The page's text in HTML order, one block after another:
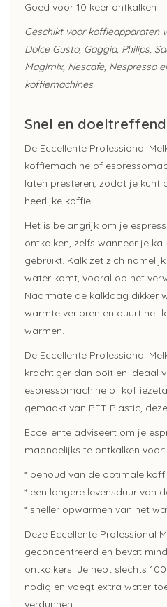
Goed voor 10 keer ontkalken
Geschikt voor koffieapparaten
Dolce Gusto, Gaggia, Philips,
Magimix, Nescafe, Nespresso
koffiemachines.
Snel en
De Eccellente Professional
koffiemachine of
laten presteren, zodat je kunt
heerlijke koffie.
Het is belangrijk om je
ontkalken, zelfs wanneer je
gebruikt. Kalk zet zich
water komt, vooral op het
Naarmate de kalklaag dikker
warmte verloren en duurt het
warmen.
De Eccellente Professional
krachtiger dan ooit en ideaal
espressomachine of
gemaakt van PET Plastic,
Eccellente adviseert om je
maandelijks te ontkalken voor:
* behoud van de optimale
* een langere levensduur van
* sneller opwarmen van het
Deze Eccellente Professional
geconcentreerd en bevat
ontkalkers. Je hebt slechts
nodig en voegt extra water
verdunnen.